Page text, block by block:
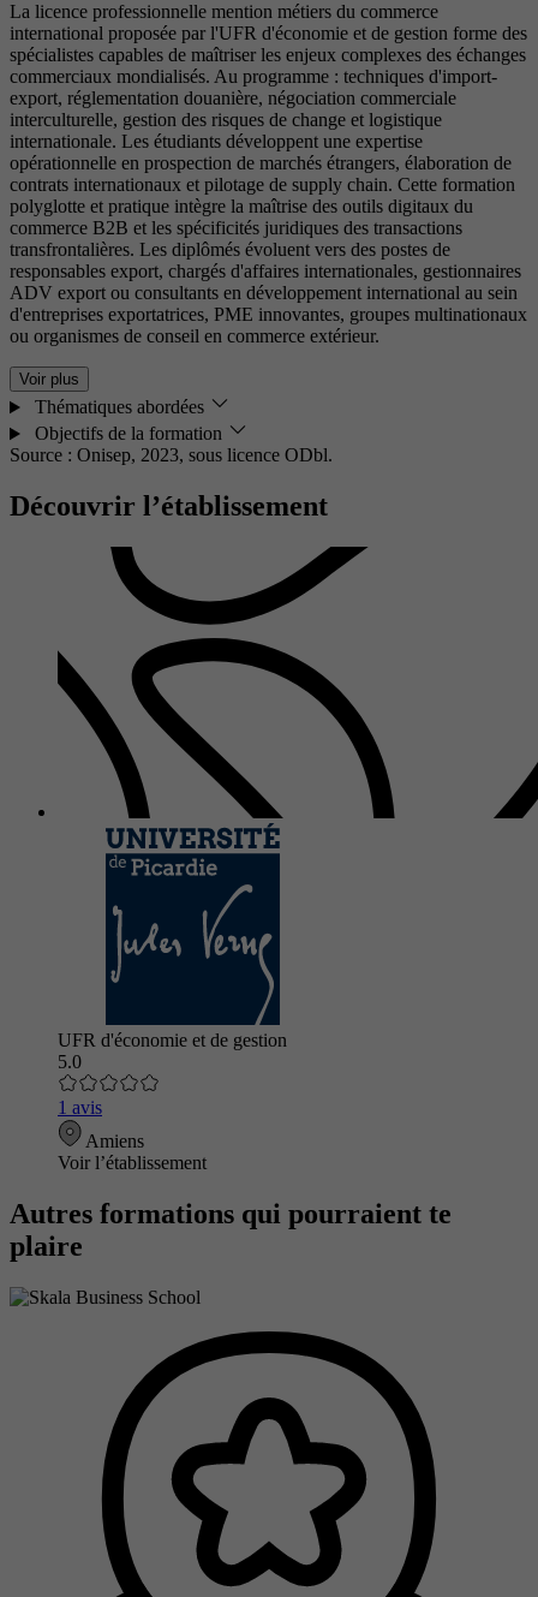
La licence professionnelle mention métiers du commerce
international proposée par l'UFR d'économie et de gestion forme des
spécialistes capables de maîtriser les enjeux complexes des échanges
commerciaux mondialisés. Au programme : techniques d'import-
export, réglementation douanière, négociation commerciale
interculturelle, gestion des risques de change et logistique
internationale. Les étudiants développent une expertise
opérationnelle en prospection de marchés étrangers, élaboration de
contrats internationaux et pilotage de supply chain. Cette formation
polyglotte et pratique intègre la maîtrise des outils digitaux du
commerce B2B et les spécificités juridiques des transactions
transfrontalières. Les diplômés évoluent vers des postes de
responsables export, chargés d'affaires internationales, gestionnaires
ADV export ou consultants en développement international au sein
d'entreprises exportatrices, PME innovantes, groupes multinationaux
ou organismes de conseil en commerce extérieur.
Voir plus
Thématiques abordées
Objectifs de la formation
Source : Onisep, 2023, sous licence ODbl.
Découvrir l’établissement
UFR d'économie et de gestion
5.0
1 avis
Amiens
Voir l’établissement
Autres formations qui pourraient te
plaire